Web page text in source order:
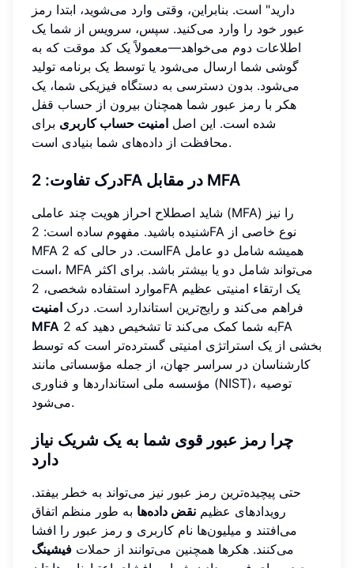
دارید" است. بنابراین، وقتی وارد می‌شوید، ابتدا رمز
عبور خود را وارد می‌کنید. سپس، سرویس از شما یک
اطلاعات دوم می‌خواهد—معمولاً یک کد موقت که به
گوشی شما ارسال می‌شود یا توسط یک برنامه تولید
می‌شود. بدون دسترسی به دستگاه فیزیکی شما، یک
هکر با رمز عبور شما همچنان بیرون از حساب قفل
شده است. این اصل امنیت حساب کاربری برای
محافظت از داده‌های شما بنیادی است.
درک تفاوت: 2FA در مقابل MFA
شاید اصطلاح احراز هویت چند عاملی (MFA) را نیز
شنیده باشید. مفهوم ساده است: 2FA نوع خاصی از
MFA است. در حالی که 2FA همیشه شامل دو عامل
است، MFA می‌تواند شامل دو یا بیشتر باشد. برای اکثر
موارد استفاده شخصی، 2FA یک ارتقاء امنیتی عظیم
فراهم می‌کند و رایج‌ترین استاندارد است. درک امنیت
MFA
بخشی از یک استراتژی امنیتی گسترده‌تر است که توسط
کارشناسان در سراسر جهان، از جمله مؤسساتی مانند
مؤسسه ملی استانداردها و فناوری (NIST)، توصیه
می‌شود.
چرا رمز عبور قوی شما به یک شریک نیاز
دارد
حتی پیچیده‌ترین رمز عبور نیز می‌تواند به خطر بیفتد.
رویدادهای عظیم نقض داده‌ها به طور منظم اتفاق
می‌افتند و میلیون‌ها نام کاربری و رمز عبور را افشا
می‌کنند. هکرها همچنین می‌توانند از حملات فیشینگ